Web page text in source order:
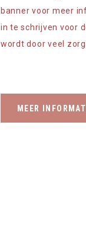
banner voor meer
in te schrijven voor
wordt door veel
MEER